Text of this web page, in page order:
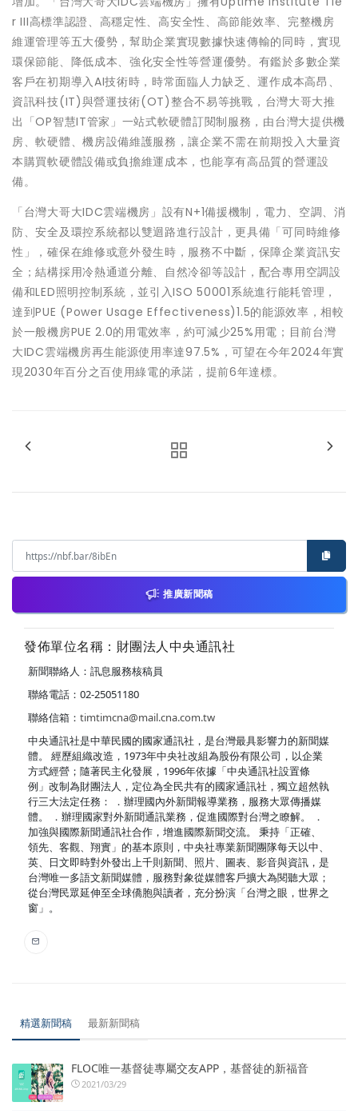
r III高標準認證、高穩定性、高安全性、高節能效率、完整機房
維運管理等五大優勢，幫助企業實現數據快速傳輸的同時，實現
環保節能、降低成本、強化安全性等營運優勢。有鑑於多數企業
客戶在初期導入AI技術時，時常面臨人力缺乏、運作成本高昂、
資訊科技(IT)與營運技術(OT)整合不易等挑戰，台灣大哥大推
出「OP智慧IT管家」一站式軟硬體訂閱制服務，由台灣大提供機
房、軟硬體、機房設備維護服務，讓企業不需在前期投入大量資
本購買軟硬體設備或負擔維運成本，也能享有高品質的營運設
備。
「台灣大哥大IDC雲端機房」設有N+1備援機制，電力、空調、消
防、安全及環控系統都以雙迴路進行設計，更具備「可同時維修
性」，確保在維修或意外發生時，服務不中斷，保障企業資訊安
全；結構採用冷熱通道分離、自然冷卻等設計，配合專用空調設
備和LED照明控制系統，並引入ISO 50001系統進行能耗管理，
達到PUE (Power Usage Effectiveness)1.5的能源效率，相較
於一般機房PUE 2.0的用電效率，約可減少25%用電；目前台灣
大IDC雲端機房再生能源使用率達97.5%，可望在今年2024年實
現2030年百分之百使用綠電的承諾，提前6年達標。
推廣新聞稿
發佈單位名稱：財團法人中央通訊社
新聞聯絡人：訊息服務核稿員
聯絡電話：02-25051180
聯絡信箱： timtimcna@mail.cna.com.tw
中央通訊社是中華民國的國家通訊社，是台灣最具影響力的新聞媒
體。 經歷組織改造，1973年中央社改組為股份有限公司，以企業
方式經營；隨著民主化發展，1996年依據「中央通訊社設置條
例」改制為財團法人，定位為全民共有的國家通訊社，獨立超然執
行三大法定任務： ．辦理國內外新聞報導業務，服務大眾傳播媒
體。 ．辦理國家對外新聞通訊業務，促進國際對台灣之瞭解。 ．
加強與國際新聞通訊社合作，增進國際新聞交流。 秉持「正確、
領先、客觀、翔實」的基本原則，中央社專業新聞團隊每天以中、
英、日文即時對外發出上千則新聞、照片、圖表、影音與資訊，是
台灣唯一多語文新聞媒體，服務對象從媒體客戶擴大為閱聽大眾；
從台灣民眾延伸至全球僑胞與讀者，充分扮演「台灣之眼，世界之
窗」。
精選新聞稿 最新新聞稿
FLOC唯一基督徒專屬交友APP，基督徒的新福音
2021/03/29